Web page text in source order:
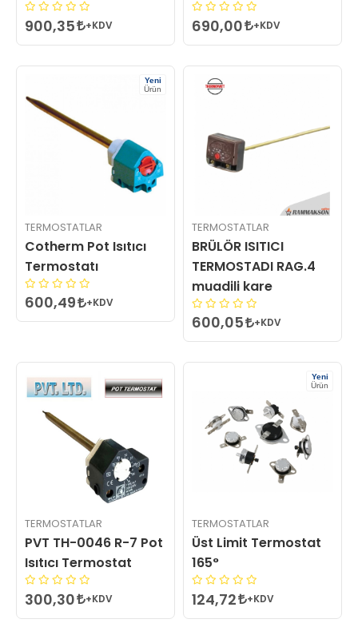
900,35 +KDV 690,00 +KDV
Yeni
Ürün
TERMOSTATLAR
Cotherm Pot Isıtıcı
Termostatı
600,49 +KDV
TERMOSTATLAR
BRÜLÖR ISITICI
TERMOSTADI RAG.4
muadili kare
600,05 +KDV
TERMOSTATLAR
PVT TH-0046 R-7 Pot
Isıtıcı Termostat
300,30 +KDV
Yeni
Ürün
TERMOSTATLAR
Üst Limit Termostat
165°
124,72 +KDV